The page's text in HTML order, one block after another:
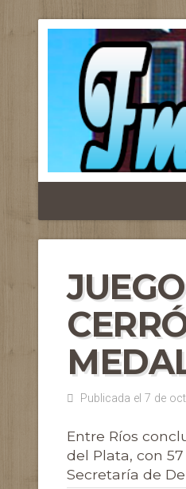
Publicada el 7 de
Entre Ríos
del Plata, con
Secretaría de